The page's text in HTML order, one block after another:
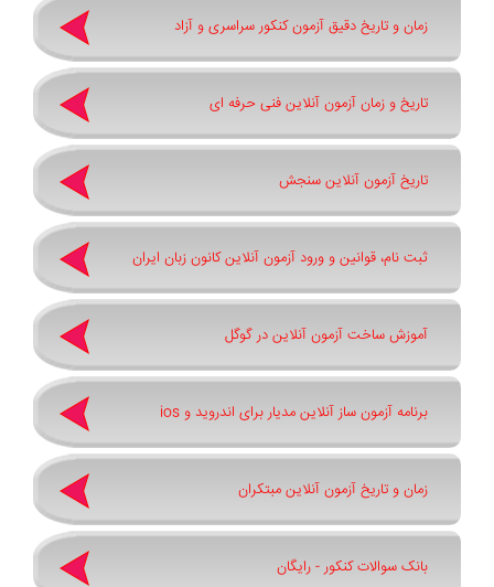
زمان و تاریخ دقیق آزمون کنکور سراسری و آزاد
تاریخ و زمان آزمون آنلاین فنی حرفه ای
تاریخ آزمون آنلاین سنجش
ثبت نام، قوانین و ورود آزمون آنلاین کانون زبان ایران
آموزش ساخت آزمون آنلاین در گوگل
برنامه آزمون ساز آنلاین مدیار برای اندروید و ios
زمان و تاریخ آزمون آنلاین مبتکران
بانک سوالات کنکور - رایگان